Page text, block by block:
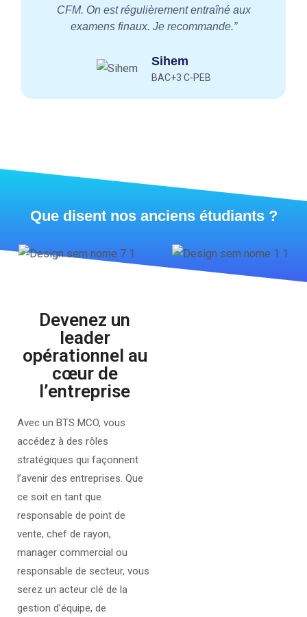
CFM. On est régulièrement entraîné aux
examens finaux. Je recommande.”
Sihem
BAC+3 C-PEB
Que disent nos anciens étudiants ?
Devenez un
leader
opérationnel au
cœur de
l’entreprise
Avec un BTS MCO, vous
accédez à des rôles
stratégiques qui façonnent
l’avenir des entreprises. Que
ce soit en tant que
responsable de point de
vente, chef de rayon,
manager commercial ou
responsable de secteur, vous
serez un acteur clé de la
gestion d’équipe, de